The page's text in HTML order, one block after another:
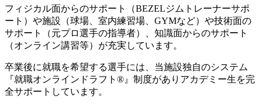
フィジカル面からのサポート（BEZELジムトレーナーサポ
ート）や施設（球場、室内練習場、GYMなど）や技術面の
サポート（元プロ選手の指導者）、知識面からのサポート
（オンライン講習等）が充実しています。
卒業後に就職を希望する選手には、当施設独自のシステム
『就職オンラインドラフト®』制度がありアカデミー生を完
全サポートしています。